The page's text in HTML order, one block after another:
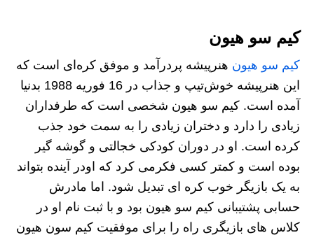
کیم سو هیون
کیم سو هیون هنرپیشه پردرآمد و موفق کره‌ای است که
این هنرپیشه خوش‌تیپ و جذاب در 16 فوریه 1988 بدنیا
آمده است. کیم سو هیون شخصی است که طرفداران
زیادی را دارد و دختران زیادی را به سمت خود جذب
کرده است. او در دوران کودکی خجالتی و گوشه‌ گیر
بوده است و کمتر کسی فکرمی کرد که اودر آینده بتواند
به یک بازیگر خوب کره ای تبدیل شود. اما مادرش
حسابی پشتیبانی کیم سو هیون بود و با ثبت‌ نام او در
کلاس‌ های بازیگری راه را برای موفقیت کیم سون هیون